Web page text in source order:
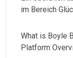
im Bereich
What is Boyle
Platform